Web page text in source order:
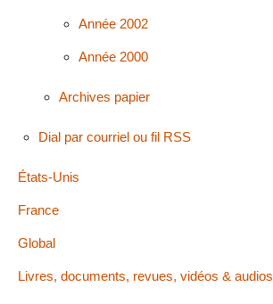
Année 2002
Année 2000
Archives papier
Dial par courriel ou fil RSS
États-Unis
France
Global
Livres, documents, revues, vidéos & audios